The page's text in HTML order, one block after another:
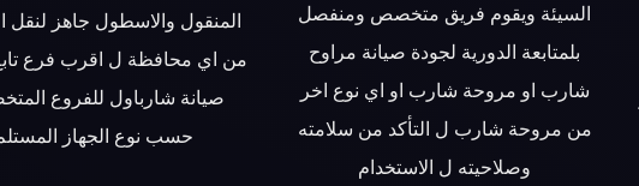
المنقول والاسطول جاهز لنقل
من اي محافظة ل اقرب فرع
صيانة شارباول للفروع
حسب نوع الجهاز
السيئة ويقوم فريق متخصص ومنفصل
بلمتابعة الدورية لجودة صيانة مراوح
شارب او مروحة شارب او اي نوع اخر
من مروحة شارب ل التأكد من سلامته
وصلاحيته ل الاستخدام